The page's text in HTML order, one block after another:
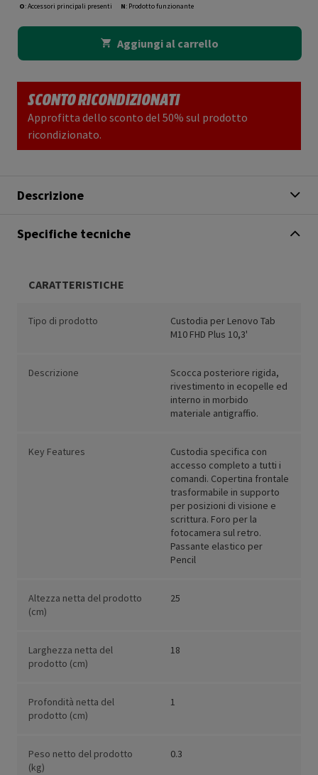
O: Accessori principali presenti
N: Prodotto funzionante
Aggiungi al carrello
SCONTO RICONDIZIONATI
Approfitta dello sconto del 50% sul prodotto
ricondizionato.
Descrizione
Specifiche tecniche
CARATTERISTICHE
Tipo di prodotto
Custodia per Lenovo Tab
M10 FHD Plus 10,3'
Descrizione
Scocca posteriore rigida,
rivestimento in ecopelle ed
interno in morbido
materiale antigraffio.
Key Features
Custodia specifica con
accesso completo a tutti i
comandi. Copertina frontale
trasformabile in supporto
per posizioni di visione e
scrittura. Foro per la
fotocamera sul retro.
Passante elastico per
Pencil
Altezza netta del prodotto
(cm)
25
Larghezza netta del
prodotto (cm)
18
Profondità netta del
prodotto (cm)
1
Peso netto del prodotto
(kg)
0.3